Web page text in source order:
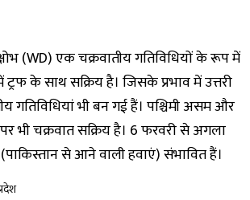
(WD) एक चक्रवातीय गतिविधियों के रूप में
ट्रफ के साथ सक्रिय है। जिसके प्रभाव में उत्तरी
गतिविधियां भी बन गई हैं। पश्चिमी असम और
भी चक्रवात सक्रिय है। 6 फरवरी से अगला
(पाकिस्तान से आने वाली हवाएं) संभावित हैं।